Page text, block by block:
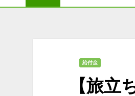
給付金
【旅